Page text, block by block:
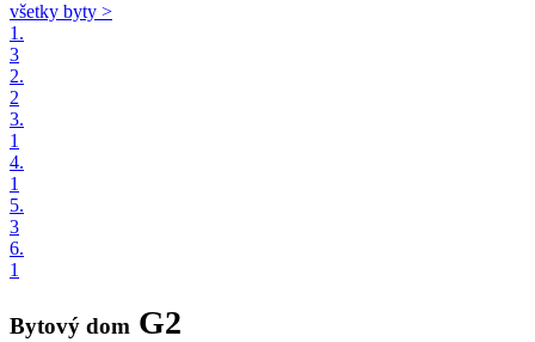
všetky byty >
1.
3
2.
2
3.
1
4.
1
5.
3
6.
1
Bytový dom G2